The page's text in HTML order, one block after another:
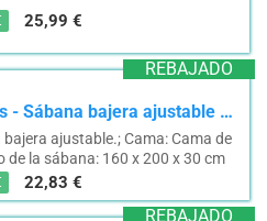
25,99 €
REBAJADO
Amazon Basics - Sábana bajera ajustable (algodón satén 400 hilos, antiarrugas) Blanco - 160 x 200...
ajustable.; Cama: Cama de
la sábana: 160 x 200 x 30 cm
22,83 €
REBAJADO